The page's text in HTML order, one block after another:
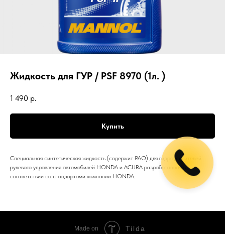
Жидкость для ГУР / PSF 8970 (1л. )
1 490 р.
Купить
Специальная синтетическая жидкость (содержит PAO) для гидроусилителей
рулевого управления автомобилей HONDA и ACURA разработанная в
соответствии со стандартами компании HONDA.
Made on Tilda